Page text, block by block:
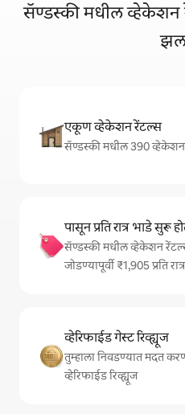
सॅण्डस्की मधील व्हेकेशन
एकूण व्हेकेशन रेंटल्स
सॅण्डस्की मधील 390
पासून प्रति रात्र भाडे सुरू
सॅण्डस्की मधील व्हेकेशन
जोडण्यापूर्वी ₹1,905 प्रति
व्हेरिफाईड गेस्ट रिव्ह्यूज
तुम्हाला निवडण्यात मदत
व्हेरिफाईड रिव्ह्यूज